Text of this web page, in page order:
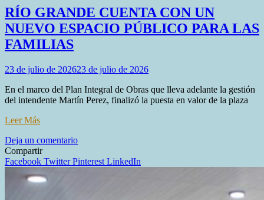
RÍO GRANDE CUENTA CON UN
NUEVO ESPACIO PÚBLICO PARA LAS
FAMILIAS
23 de julio de 202623 de julio de 2026
En el marco del Plan Integral de Obras que lleva adelante la gestión
del intendente Martín Perez, finalizó la puesta en valor de la plaza
Leer Más
Deja un comentarioen
GRANDE
Compartir
Facebook TwitterPinterest LinkedIn